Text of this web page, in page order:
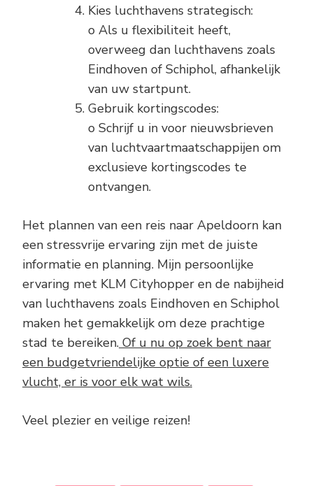
Kies luchthavens strategisch:
o Als u flexibiliteit heeft,
overweeg dan luchthavens zoals
Eindhoven of Schiphol, afhankelijk
van uw startpunt.
Gebruik kortingscodes:
o Schrijf u in voor nieuwsbrieven
van luchtvaartmaatschappijen om
exclusieve kortingscodes te
ontvangen.
Het plannen van een reis naar Apeldoorn kan
een stressvrije ervaring zijn met de juiste
informatie en planning. Mijn persoonlijke
ervaring met KLM Cityhopper en de nabijheid
van luchthavens zoals Eindhoven en Schiphol
maken het gemakkelijk om deze prachtige
stad te bereiken. Of u nu op zoek bent naar
een budgetvriendelijke optie of een luxere
vlucht, er is voor elk wat wils.
Veel plezier en veilige reizen!